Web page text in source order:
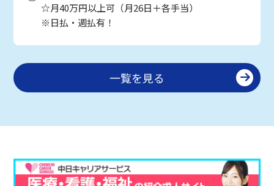
☆月40万円以上可（月26日＋各手当）
※日払・週払有！
一覧を見る